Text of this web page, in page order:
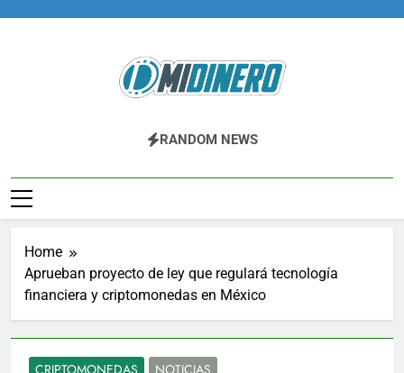
Midinero.co
Fintech, Criptomonedas
RANDOM NEWS
Home
Aprueban proyecto de ley que regulará tecnología
financiera y criptomonedas en México
CRIPTOMONEDAS NOTICIAS